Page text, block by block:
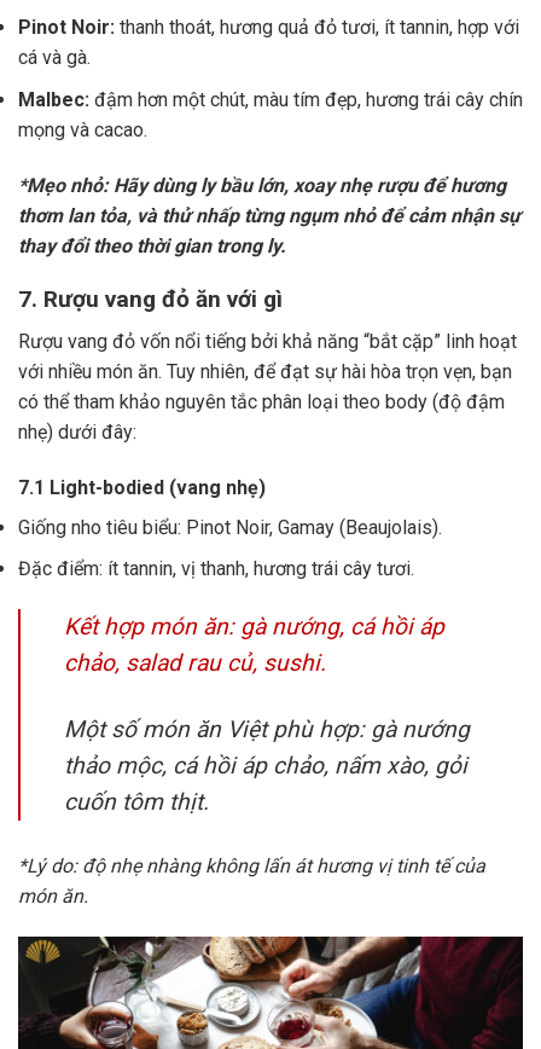
Pinot Noir: thanh thoát, hương quả đỏ tươi, ít tannin, hợp với
cá và gà.
Malbec: đậm hơn một chút, màu tím đẹp, hương trái cây chín
mọng và cacao.
*Mẹo nhỏ: Hãy dùng ly bầu lớn, xoay nhẹ rượu để hương
thơm lan tỏa, và thử nhấp từng ngụm nhỏ để cảm nhận sự
thay đổi theo thời gian trong ly.
7. Rượu vang đỏ ăn với gì
Rượu vang đỏ vốn nổi tiếng bởi khả năng “bắt cặp” linh hoạt
với nhiều món ăn. Tuy nhiên, để đạt sự hài hòa trọn vẹn, bạn
có thể tham khảo nguyên tắc phân loại theo body (độ đậm
nhẹ) dưới đây:
7.1 Light-bodied (vang nhẹ)
Giống nho tiêu biểu: Pinot Noir, Gamay (Beaujolais).
Đặc điểm: ít tannin, vị thanh, hương trái cây tươi.
Kết hợp món ăn: gà nướng, cá hồi áp
chảo, salad rau củ, sushi.
Một số món ăn Việt phù hợp: gà nướng
thảo mộc, cá hồi áp chảo, nấm xào, gỏi
cuốn tôm thịt.
*Lý do: độ nhẹ nhàng không lấn át hương vị tinh tế của
món ăn.